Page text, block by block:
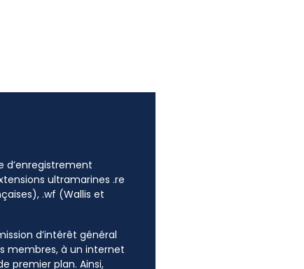
d’enregistrement
ultramarines .re
.wf (Wallis et
d’intérêt général
membres, à un internet
premier plan. Ainsi,